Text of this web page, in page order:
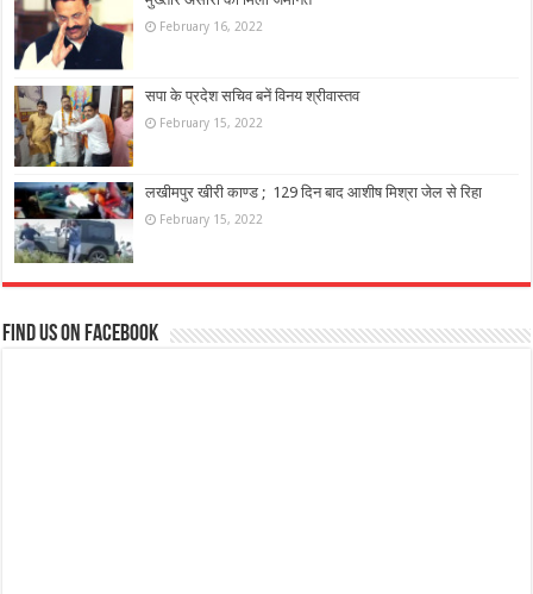
February 16, 2022
सपा के प्रदेश सचिव बनें विनय श्रीवास्तव
February 15, 2022
लखीमपुर खीरी काण्ड ; 129 दिन बाद आशीष मिश्रा जेल से रिहा
February 15, 2022
Find us on Facebook